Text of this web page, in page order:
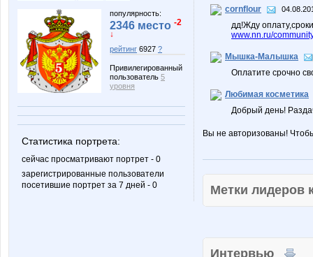
популярность:
2346 место -2
↓
рейтинг 6927 ?
Привилегированный
пользователь 5
уровня
Статистика портрета:
сейчас просматривают портрет - 0
зарегистрированные пользователи
посетившие портрет за 7 дней - 0
cornflour
дд!Жду
www.nn.ru/
Мышка-Малышка
Оплатите срочно
Любимая косметика
Добрый день!
Вы не авторизованы!
Метки
Интервью